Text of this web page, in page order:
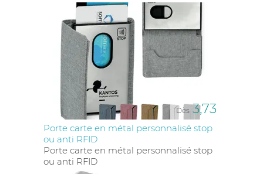
Dès 3,73
Porte carte en métal personnalisé stop
ou anti RFID
Porte carte en métal personnalisé stop
ou anti RFID